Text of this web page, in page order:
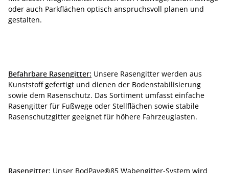
oder auch Parkflächen optisch anspruchsvoll planen und
gestalten.
Befahrbare Rasengitter: Unsere Rasengitter werden aus
Kunststoff gefertigt und dienen der Bodenstabilisierung
sowie dem Rasenschutz. Das Sortiment umfasst einfache
Rasengitter für Fußwege oder Stellflächen sowie stabile
Rasenschutzgitter geeignet für höhere Fahrzeuglasten.
Rasengitter: Unser BodPave®85 Wabengitter-System wird